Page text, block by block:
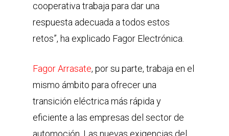
cooperativa trabaja para dar una
respuesta adecuada a todos estos
retos”, ha explicado Fagor Electrónica.
Fagor Arrasate, por su parte, trabaja en el
mismo ámbito para ofrecer una
transición eléctrica más rápida y
eficiente a las empresas del sector de
automoción. Las nuevas exigencias del